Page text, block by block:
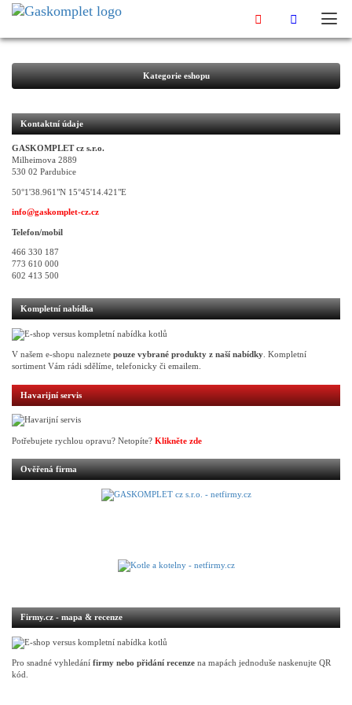
Kategorie eshopu
Kontaktní údaje
GASKOMPLET cz s.r.o.
Milheimova 2889
530 02 Pardubice
50°1'38.961"N 15°45'14.421"E
info@gaskomplet-cz.cz
Telefon/mobil
466 330 187
773 610 000
602 413 500
Kompletní nabídka
V našem e-shopu naleznete pouze vybrané produkty z naší nabídky . Kompletní
sortiment Vám rádi sdělíme, telefonicky či emailem.
Havarijní servis
Potřebujete rychlou opravu? Netopíte? Klikněte zde
Ověřená firma
Firmy.cz - mapa & recenze
Pro snadné vyhledání firmy nebo přidání recenze na mapách jednoduše naskenujte QR
kód.